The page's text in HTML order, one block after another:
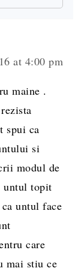
at 4:00 pm
maine .
spui ca
si
modul de
untul topit
untul face
care
mai stiu ce